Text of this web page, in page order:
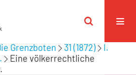
Grenzboten 31 (1872)
I.
Eine völkerrechtliche